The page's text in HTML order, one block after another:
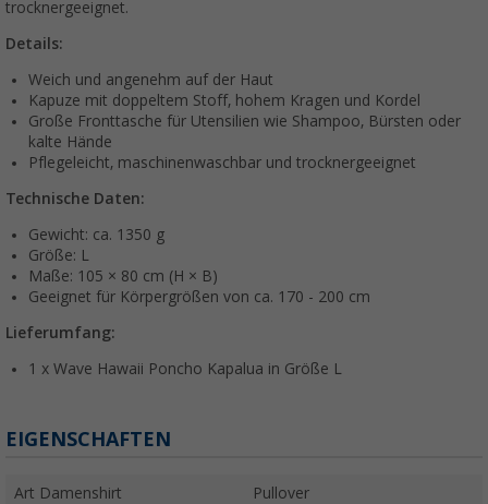
trocknergeeignet.
Details:
Weich und angenehm auf der Haut
Kapuze mit doppeltem Stoff, hohem Kragen und Kordel
Große Fronttasche für Utensilien wie Shampoo, Bürsten oder
kalte Hände
Pflegeleicht, maschinenwaschbar und trocknergeeignet
Technische Daten:
Gewicht: ca. 1350 g
Größe: L
Maße: 105 × 80 cm (H × B)
Geeignet für Körpergrößen von ca. 170 - 200 cm
Lieferumfang:
1 x Wave Hawaii Poncho Kapalua in Größe L
EIGENSCHAFTEN
Art Damenshirt Pullover